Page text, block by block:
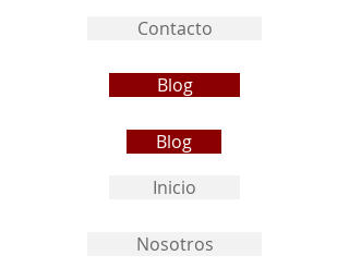
Contacto
Blog
Blog
Inicio
Nosotros